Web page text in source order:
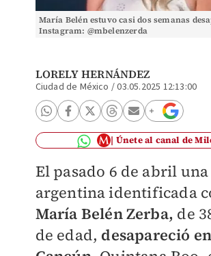
María Belén estuvo casi dos semanas
Instagram: @mbelenzerda
LORELY HERNÁNDEZ
Ciudad de México /03.05.2025 12:13:00
Únete al canal de
El pasado 6 de abril
argentina identificada
María Belén Zerba, de
de edad, desapareció en